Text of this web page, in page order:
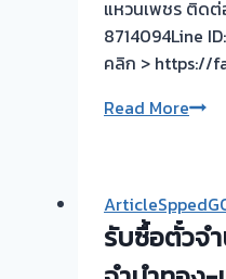
แหวนเพชร ติดต่
8714094Line
คลิก > https://
Read Moreรับ
ทอง
บาง
นนท
รับซื้อตั๋วจ